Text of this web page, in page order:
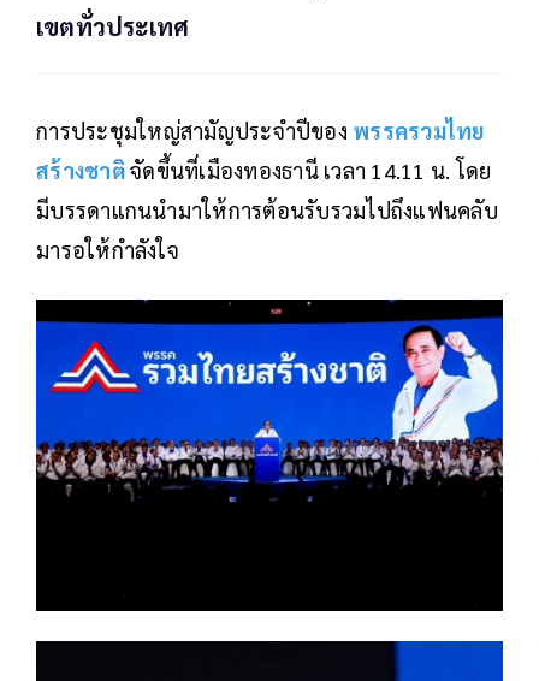
เขตทั่วประเทศ
การประชุมใหญ่สามัญประจำปีของ พรรครวมไทย
สร้างชาติจัดขึ้นที่เมืองทองธานี เวลา 14.11 น. โดย
มีบรรดาแกนนำมาให้การต้อนรับรวมไปถึงแฟนคลับ
มารอให้กำลังใจ